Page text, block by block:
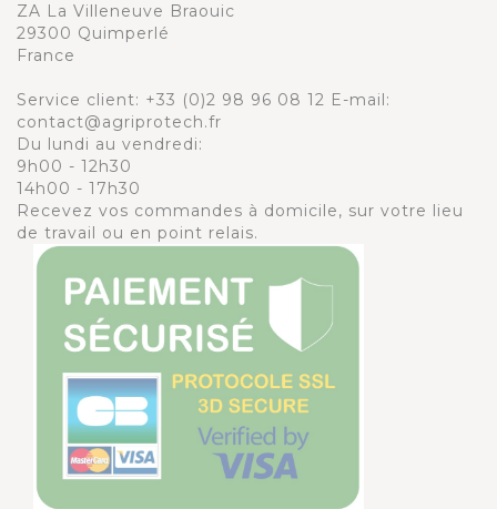
ZA La Villeneuve Braouic
29300 Quimperlé
France
Service client: +33 (0)2 98 96 08 12 E-mail:
contact@agriprotech.fr
Du lundi au vendredi:
9h00 - 12h30
14h00 - 17h30
Recevez vos commandes à domicile, sur votre lieu
de travail ou en point relais.